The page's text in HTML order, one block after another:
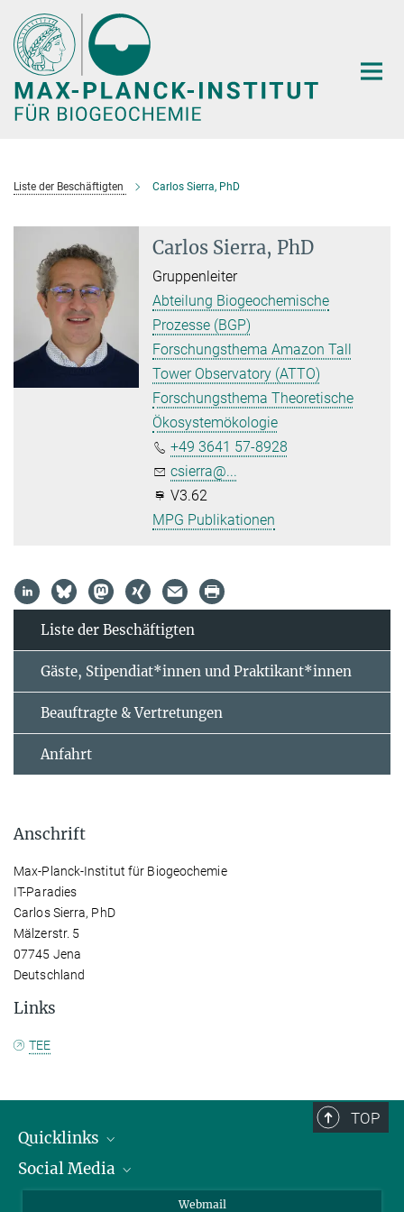
Hauptinhalt
Liste der Beschäftigten Carlos Sierra, PhD
Carlos Sierra, PhD
Gruppenleiter
Abteilung Biogeochemische
Prozesse (BGP)
Forschungsthema Amazon Tall
Tower Observatory (ATTO)
Forschungsthema Theoretische
Ökosystemökologie
+49 3641 57-8928
csierra@...
V3.62
MPG Publikationen
Liste der Beschäftigten
Gäste, Stipendiat*innen und Praktikant*innen
Beauftragte & Vertretungen
Anfahrt
Anschrift
Max-Planck-Institut für Biogeochemie
IT-Paradies
Carlos Sierra, PhD
Mälzerstr. 5
07745 Jena
Deutschland
Links
TEE
TOP
Quicklinks
IMPRS Graduiertenschule
Social Media
Webmail